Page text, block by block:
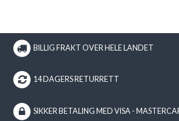
BILLIG FRAKT OVER HELE LANDET
14 DAGERS RETURRETT
SIKKER BETALING MED VISA -